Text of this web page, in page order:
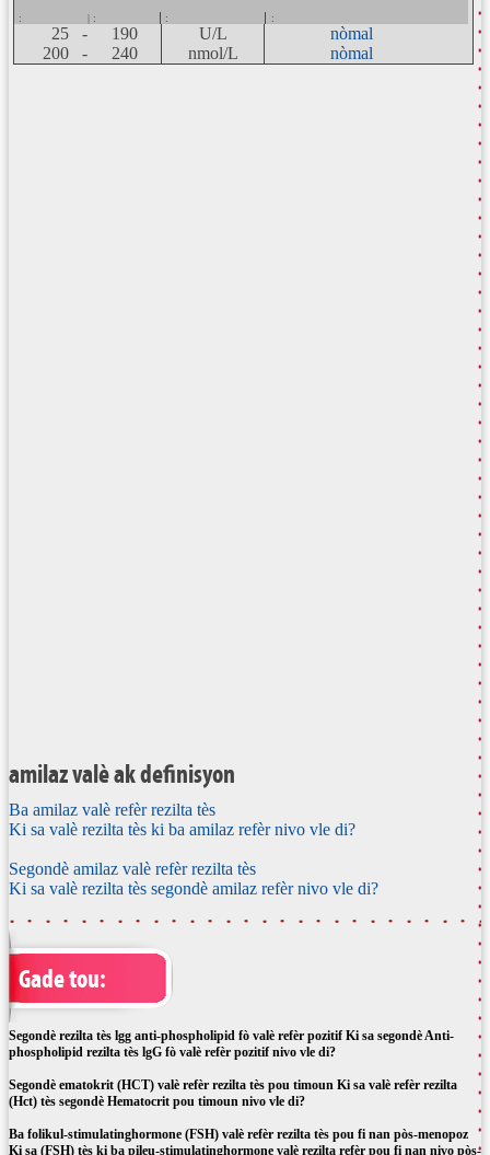
: | : : :
25 - 190 U/L
nòmal
200 -
240 nmol/L nòmal
amilaz valè ak definisyon
Ba amilaz valè refèr rezilta tès
Ki sa valè rezilta tès ki ba amilaz refèr nivo vle di?
Segondè amilaz valè refèr rezilta tès
Ki sa valè rezilta tès segondè amilaz refèr nivo vle di?
Gade tou:
Segondè rezilta tès lgg anti-phospholipid fò valè refèr pozitif Ki sa segondè Anti-
phospholipid rezilta tès lgG fò valè refèr pozitif nivo vle di?
Segondè ematokrit (HCT) valè refèr rezilta tès pou timoun Ki sa valè refèr rezilta
(Hct) tès segondè Hematocrit pou timoun nivo vle di?
Ba folikul-stimulatinghormone (FSH) valè refèr rezilta tès pou fi nan pòs-menopoz
Ki sa (FSH) tès ki ba pileu-stimulatinghormone valè rezilta refèr pou fi nan nivo pòs-